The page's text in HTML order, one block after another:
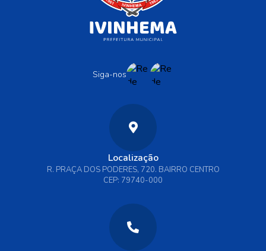
Siga-nos
Localização
R. PRAÇA DOS PODERES, 720. BAIRRO CENTRO
CEP: 79740-000